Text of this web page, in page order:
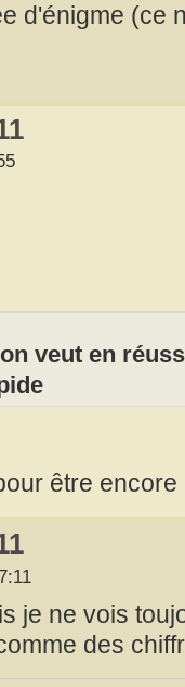
d'énigme (ce
veut en
être
je ne vois
des